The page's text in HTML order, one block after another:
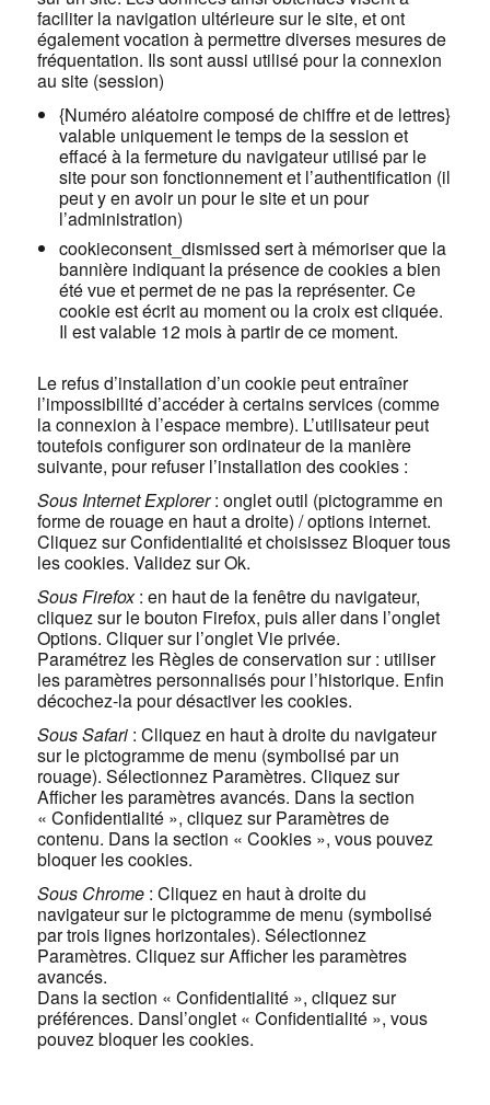
faciliter la navigation ultérieure sur le site, et ont
également vocation à permettre diverses mesures de
fréquentation. Ils sont aussi utilisé pour la connexion
au site (session)
{Numéro aléatoire composé de chiffre et de lettres}
valable uniquement le temps de la session et
effacé à la fermeture du navigateur utilisé par le
site pour son fonctionnement et l’authentification (il
peut y en avoir un pour le site et un pour
l’administration)
cookieconsent_dismissed sert à mémoriser que la
bannière indiquant la présence de cookies a bien
été vue et permet de ne pas la représenter. Ce
cookie est écrit au moment ou la croix est cliquée.
Il est valable 12 mois à partir de ce moment.
Le refus d’installation d’un cookie peut entraîner
l’impossibilité d’accéder à certains services (comme
la connexion à l’espace membre). L’utilisateur peut
toutefois configurer son ordinateur de la manière
suivante, pour refuser l’installation des cookies :
Sous Internet Explorer: onglet outil (pictogramme en
forme de rouage en haut a droite) / options internet.
Cliquez sur Confidentialité et choisissez Bloquer tous
les cookies. Validez sur Ok.
Sous Firefox: en haut de la fenêtre du navigateur,
cliquez sur le bouton Firefox, puis aller dans l’onglet
Options. Cliquer sur l’onglet Vie privée.
Paramétrez les Règles de conservation sur : utiliser
les paramètres personnalisés pour l’historique. Enfin
décochez-la pour désactiver les cookies.
Sous Safari : Cliquez en haut à droite du navigateur
sur le pictogramme de menu (symbolisé par un
rouage). Sélectionnez Paramètres. Cliquez sur
Afficher les paramètres avancés. Dans la section
« Confidentialité », cliquez sur Paramètres de
contenu. Dans la section « Cookies », vous pouvez
bloquer les cookies.
Sous Chrome : Cliquez en haut à droite du
navigateur sur le pictogramme de menu (symbolisé
par trois lignes horizontales). Sélectionnez
Paramètres. Cliquez sur Afficher les paramètres
avancés.
Dans la section « Confidentialité », cliquez sur
préférences. Dansl’onglet « Confidentialité », vous
pouvez bloquer les cookies.